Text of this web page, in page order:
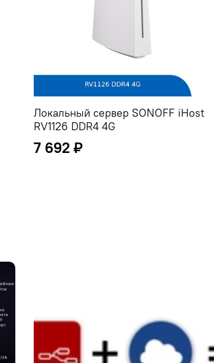
Локальный сервер SONOFF iHost
RV1126 DDR4 4G
7 692 ₽